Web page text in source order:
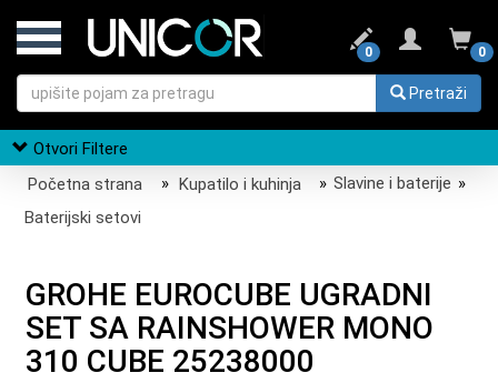
0
0
Pretraži
Otvori Filtere
Početna strana
» Kupatilo i kuhinja » Slavine i baterije »
Baterijski setovi
GROHE EUROCUBE UGRADNI
SET SA RAINSHOWER MONO
310 CUBE 25238000